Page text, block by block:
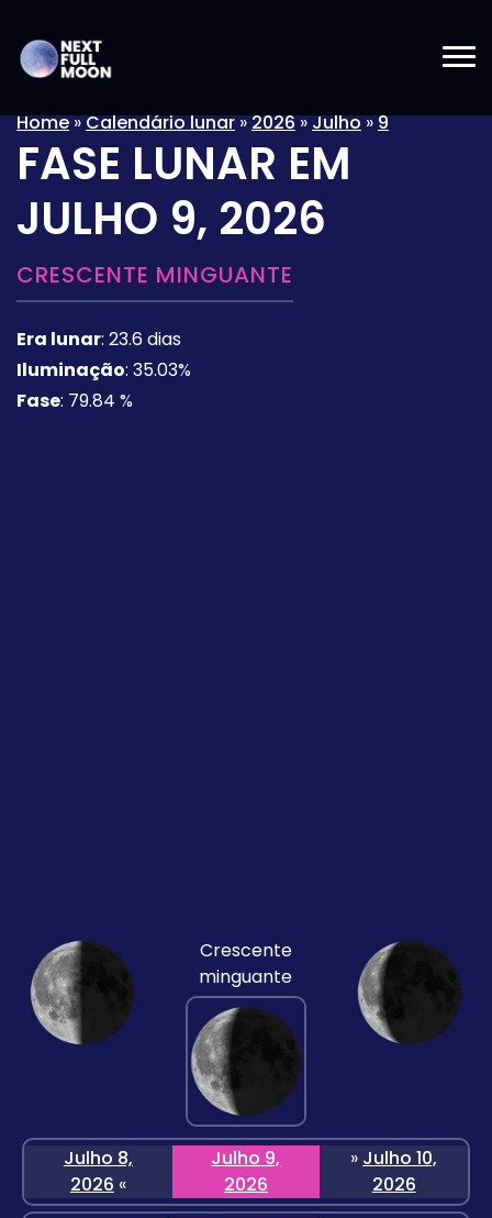
Home»Calendário lunar»2026»Julho»9
FASE LUNAR EM
JULHO 9, 2026
CRESCENTE MINGUANTE
Era lunar: 23.6 dias
Iluminação: 35.03%
Fase: 79.84 %
Crescente
minguante
Julho 8,
2026 «
Julho 9,
2026
» Julho 10,
2026